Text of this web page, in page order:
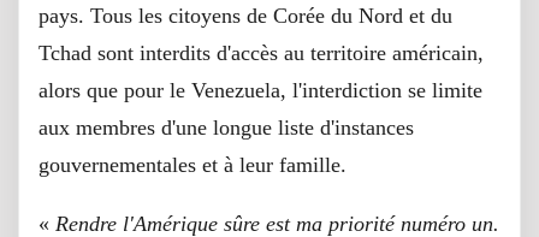
pays. Tous les citoyens de Corée du Nord et du
Tchad sont interdits d'accès au territoire américain,
alors que pour le Venezuela, l'interdiction se limite
aux membres d'une longue liste d'instances
gouvernementales et à leur famille.
« Rendre l'Amérique sûre est ma priorité numéro un.